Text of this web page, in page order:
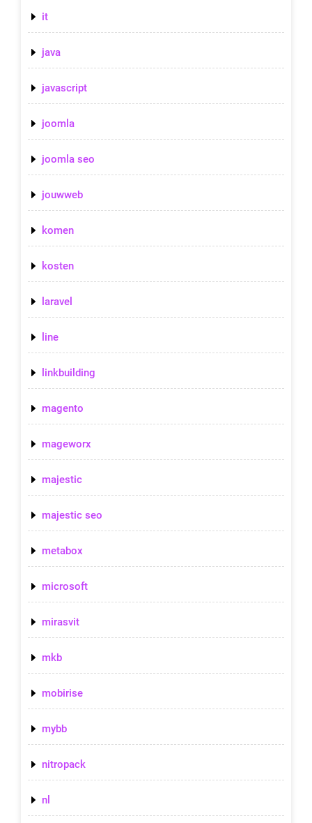
it
java
javascript
joomla
joomla seo
jouwweb
komen
kosten
laravel
line
linkbuilding
magento
mageworx
majestic
majestic seo
metabox
microsoft
mirasvit
mkb
mobirise
mybb
nitropack
nl